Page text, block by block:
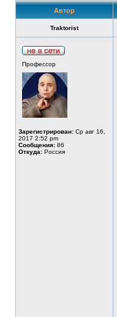
Автор
Traktorist
Профессор
Зарегистрирован: Ср авг 16,
2017 2:52 pm
Сообщения: 86
Откуда: Россия